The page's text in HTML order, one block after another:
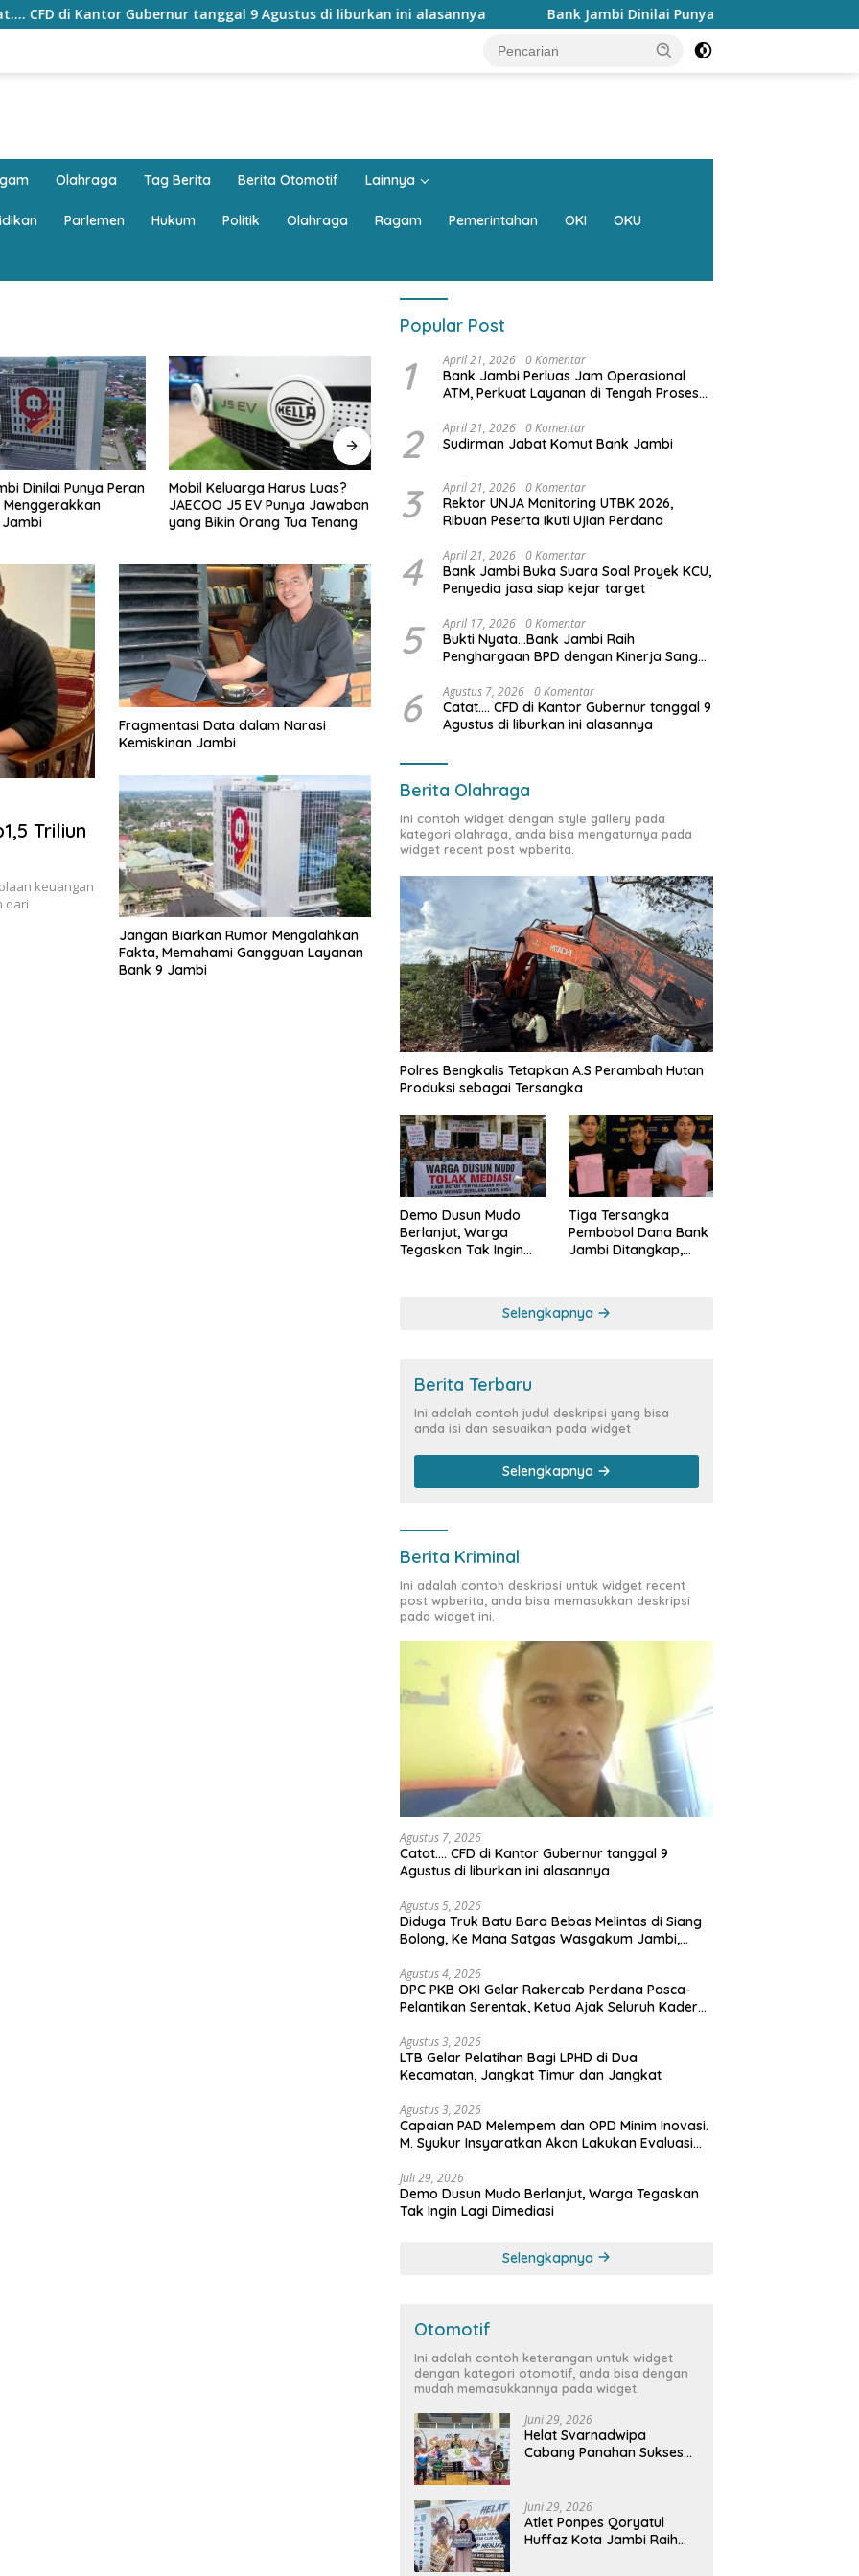
Gubernur tanggal 9 Agustus di liburkan ini alasannya Bank Jambi Dinilai Punya Peran Strategis Menggerakkan
Olahraga Tag Berita Berita Otomotif Lainnya
Parlemen Hukum Politik Olahraga Ragam Pemerintahan OKI OKU
Harus Luas?
EV Punya Jawaban
Orang Tua Tenang
Buka Sosialisasi Akbar
Pencegahan IRET, TCC,
Perundungan, dan Bahaya
bisa jaga diri, 60% masa
depan sudah ada di tangan”
Diduga Truk Batu Bara Bebas
Melintas di Siang Bolong, Ke
Mana Satgas Wasgakum
yang mengawasi?
Masyarakat Tidak Beraktivitas
di Atas Jalur Pipa Migas Demi
Triliun
keuangan
dari
Fragmentasi Data dalam Narasi
Kemiskinan Jambi
Jangan Biarkan Rumor Mengalahkan
Fakta, Memahami Gangguan Layanan
Bank 9 Jambi
Popular Post
1 April 21, 2026 0 Komentar
Bank Jambi Perluas Jam Operasional
ATM, Perkuat Layanan di Tengah Proses
2 April 21, 2026 0 Komentar
Sudirman Jabat Komut Bank Jambi
3 April 21, 2026 0 Komentar
Rektor UNJA Monitoring UTBK 2026,
Ribuan Peserta Ikuti Ujian Perdana
4 April 21, 2026 0 Komentar
Bank Jambi Buka Suara Soal Proyek KCU,
Penyedia jasa siap kejar target
5 April 17, 2026 0 Komentar
Bukti Nyata…Bank Jambi Raih
Penghargaan BPD dengan Kinerja Sangat
6 Agustus 7, 2026 0 Komentar
Catat…. CFD di Kantor Gubernur tanggal 9
Agustus di liburkan ini alasannya
Berita Olahraga
Ini contoh widget dengan style gallery pada
kategori olahraga, anda bisa mengaturnya pada
widget recent post wpberita.
Polres Bengkalis Tetapkan A.S Perambah Hutan
Produksi sebagai Tersangka
Demo Dusun Mudo
Berlanjut, Warga
Tegaskan Tak Ingin
Tiga Tersangka
Pembobol Dana Bank
Jambi Ditangkap,
Miliar
Selengkapnya
Berita Terbaru
Ini adalah contoh judul deskripsi yang bisa
anda isi dan sesuaikan pada widget
Selengkapnya
Berita Kriminal
Ini adalah contoh deskripsi untuk widget recent
post wpberita, anda bisa memasukkan deskripsi
pada widget ini.
Agustus 7, 2026
Catat…. CFD di Kantor Gubernur tanggal 9
Agustus di liburkan ini alasannya
Agustus 5, 2026
Diduga Truk Batu Bara Bebas Melintas di Siang
Bolong, Ke Mana Satgas Wasgakum Jambi,
Agustus 4, 2026
DPC PKB OKI Gelar Rakercab Perdana Pasca-
Pelantikan Serentak, Ketua Ajak Seluruh Kader
Agustus 3, 2026
LTB Gelar Pelatihan Bagi LPHD di Dua
Kecamatan, Jangkat Timur dan Jangkat
Agustus 3, 2026
Capaian PAD Melempem dan OPD Minim Inovasi.
M. Syukur Insyaratkan Akan Lakukan Evaluasi
Juli 29, 2026
Demo Dusun Mudo Berlanjut, Warga Tegaskan
Tak Ingin Lagi Dimediasi
Selengkapnya
Otomotif
Ini adalah contoh keterangan untuk widget
dengan kategori otomotif, anda bisa dengan
mudah memasukkannya pada widget.
Juni 29, 2026
Helat Svarnadwipa
Cabang Panahan Sukses
Apresiasi
Juni 29, 2026
Atlet Ponpes Qoryatul
Huffaz Kota Jambi Raih